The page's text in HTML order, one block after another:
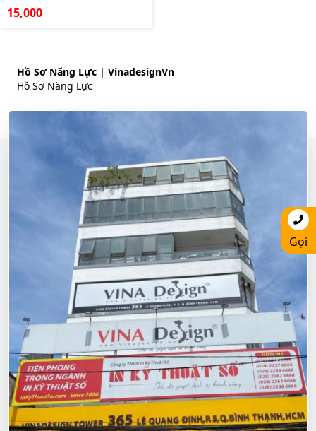
15,000
Hồ Sơ Năng Lực | VinadesignVn
Hồ Sơ Năng Lực
Gọi